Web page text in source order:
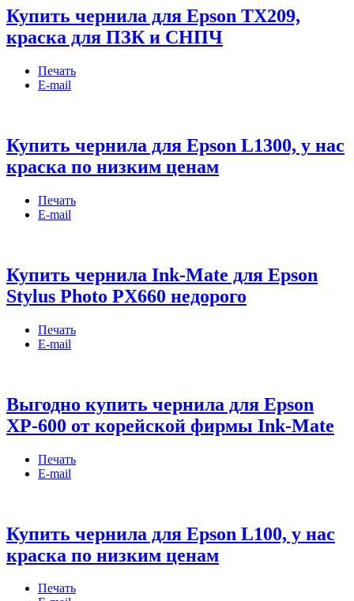
Купить чернила для Epson TX209,
краска для ПЗК и СНПЧ
Печать
E-mail
Купить чернила для Epson L1300, у нас
краска по низким ценам
Печать
E-mail
Купить чернила Ink-Mate для Epson
Stylus Photo PX660 недорого
Печать
E-mail
Выгодно купить чернила для Epson
XP-600 от корейской фирмы Ink-Mate
Печать
E-mail
Купить чернила для Epson L100, у нас
краска по низким ценам
Печать